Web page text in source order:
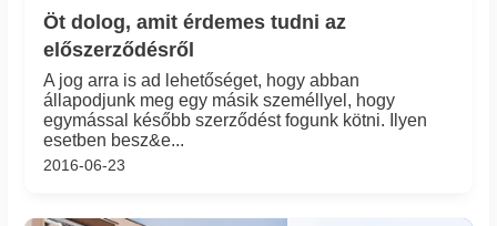
Öt dolog, amit érdemes tudni az
előszerződésről
A jog arra is ad lehetőséget, hogy abban
állapodjunk meg egy másik személlyel, hogy
egymással később szerződést fogunk kötni. Ilyen
esetben besz&e...
2016-06-23